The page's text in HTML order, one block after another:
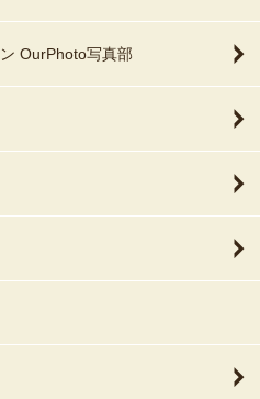
OurPhoto写真部